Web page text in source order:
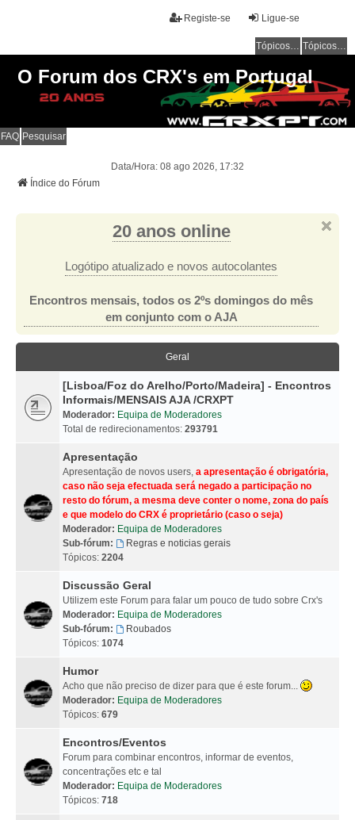
Ligue-se
Registe-se
Tópicos sem resposta Tópicos ativos
O Forum dos CRX's em Portugal
FAQ Pesquisar
Data/Hora: 08 ago 2026, 17:32
Índice do Fórum
20 anos online
Logótipo atualizado e novos autocolantes
Encontros mensais, todos os 2ºs domingos do mês
em conjunto com o AJA
Geral
[Lisboa/Foz do Arelho/Porto/Madeira] - Encontros
Informais/MENSAIS AJA /CRXPT
Moderador: Equipa de Moderadores
Total de redirecionamentos: 293791
Apresentação
Apresentação de novos users, a apresentação é obrigatória,
caso não seja efectuada será negado a participação no
resto do fórum, a mesma deve conter o nome, zona do país
e que modelo do CRX é proprietário (caso o seja)
Moderador: Equipa de Moderadores
Sub-fórum:
Regras e noticias gerais
Tópicos: 2204
Discussão Geral
Utilizem este Forum para falar um pouco de tudo sobre Crx's
Moderador: Equipa de Moderadores
Sub-fórum:
Roubados
Tópicos: 1074
Humor
Acho que não preciso de dizer para que é este forum...
Moderador: Equipa de Moderadores
Tópicos: 679
Encontros/Eventos
Forum para combinar encontros, informar de eventos,
concentrações etc e tal
Moderador: Equipa de Moderadores
Tópicos: 718